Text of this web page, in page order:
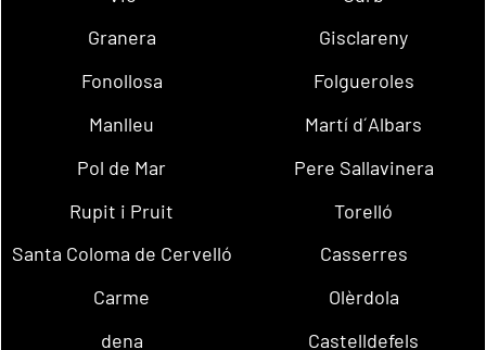
Granera
Gisclareny
Fonollosa
Folgueroles
Manlleu
Martí d´Albars
Pol de Mar
Pere Sallavinera
Rupit i Pruit
Torelló
Santa Coloma de Cervelló
Casserres
Carme
Olèrdola
dena
Castelldefels